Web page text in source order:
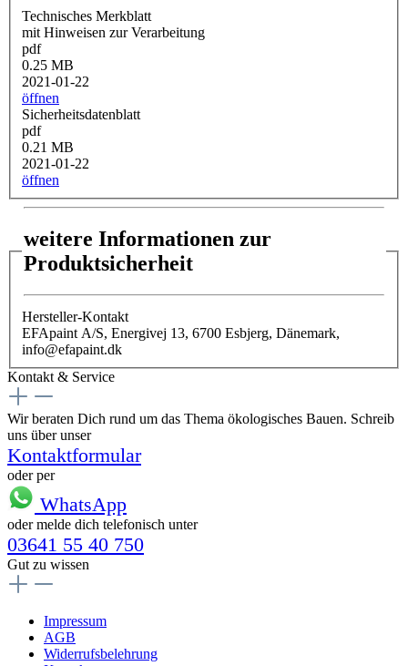
Technisches Merkblatt
mit Hinweisen zur Verarbeitung
pdf
0.25 MB
2021-01-22
öffnen
Sicherheitsdatenblatt
pdf
0.21 MB
2021-01-22
öffnen
weitere Informationen zur
Produktsicherheit
Hersteller-Kontakt
EFApaint A/S, Energivej 13, 6700 Esbjerg, Dänemark,
info@efapaint.dk
Kontakt & Service
Wir beraten Dich rund um das Thema ökologisches Bauen. Schreib
uns über unser
Kontaktformular
oder per
WhatsApp
oder melde dich telefonisch unter
03641 55 40 750
Gut zu wissen
Impressum
AGB
Widerrufsbelehrung